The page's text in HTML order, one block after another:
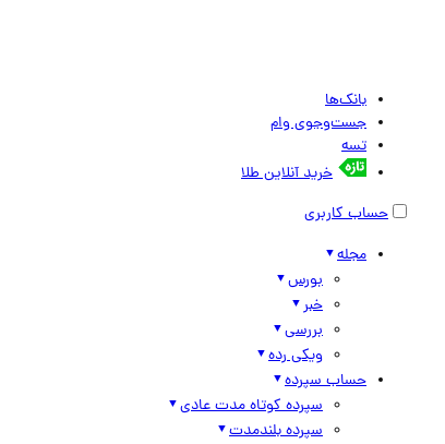
بانک‌ها
جست‌وجوی وام
تسه
خرید آنلاین طلا
حساب کاربری
مجله
بورس
خبر
بررسی
ویکی رده
حساب سپرده
سپرده کوتاه مدت عادی
سپرده بلندمدت